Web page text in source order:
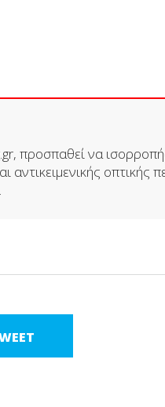
προσπαθεί να
οπτικής